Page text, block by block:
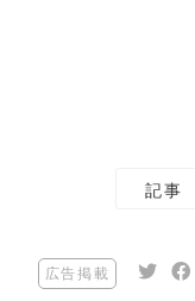
記事
広告掲載